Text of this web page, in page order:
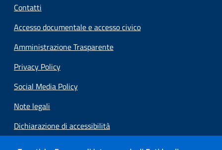
Contatti
Accesso documentale e accesso civico
Amministrazione Trasparente
Privacy Policy
Social Media Policy
Note legali
Dichiarazione di accessibilità
Preferenze cookie